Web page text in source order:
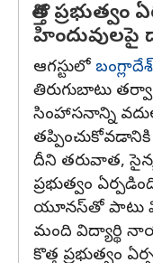
కొత్త
ఆగస్టులో బంగ్లాదేశ్‌
తిరుగుబాటు
సింహాసనాన్ని
దీని తరువాత,
ప్రభుత్వం
యూనస్‌తో పాటు
మంది విద్యార్థి
కొత్త ప్రభుత్వం